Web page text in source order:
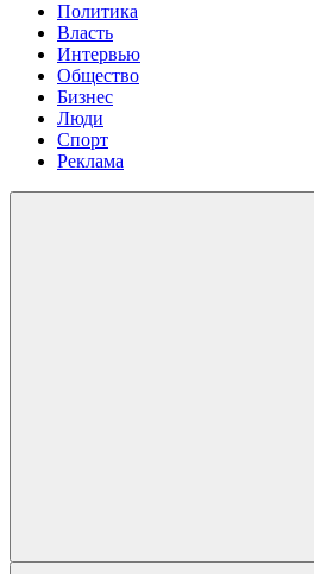
Политика
Власть
Интервью
Общество
Бизнес
Люди
Спорт
Реклама